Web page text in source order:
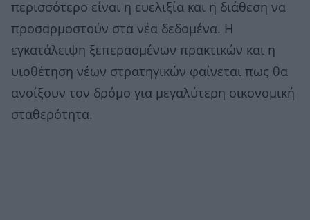
περισσότερο είναι η ευελιξία και η διάθεση να
προσαρμοστούν στα νέα δεδομένα. Η
εγκατάλειψη ξεπερασμένων πρακτικών και η
υιοθέτηση νέων στρατηγικών φαίνεται πως θα
ανοίξουν τον δρόμο για μεγαλύτερη οικονομική
σταθερότητα.